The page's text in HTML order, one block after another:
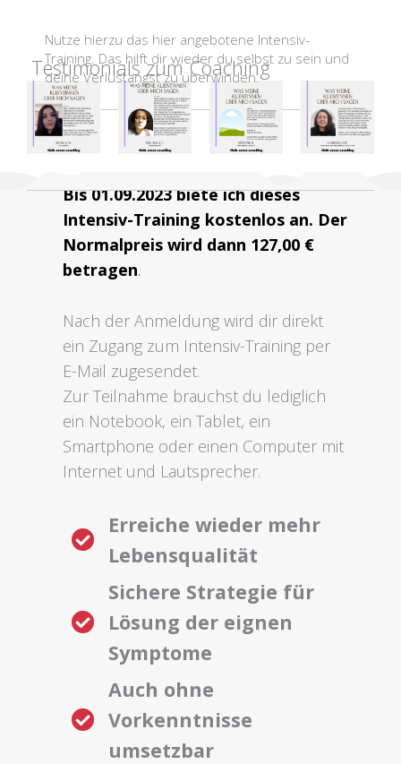
Nutze hierzu das hier angebotene Intensiv-
Training. Das hilft dir wieder du selbst zu sein und
deine Verlustangst zu überwinden.
Testimonials zum Coaching
Bis 01.09.2023 biete ich dieses
Intensiv-Training kostenlos an. Der
Normalpreis wird dann 127,00 €
betragen.
Nach der Anmeldung wird dir direkt
ein Zugang zum Intensiv-Training per
E-Mail zugesendet.
Zur Teilnahme brauchst du lediglich
ein Notebook, ein Tablet, ein
Smartphone oder einen Computer mit
Internet und Lautsprecher.
Erreiche wieder mehr
Lebensqualität
Sichere Strategie für
Lösung der eignen
Symptome
Auch ohne
Vorkenntnisse
umsetzbar